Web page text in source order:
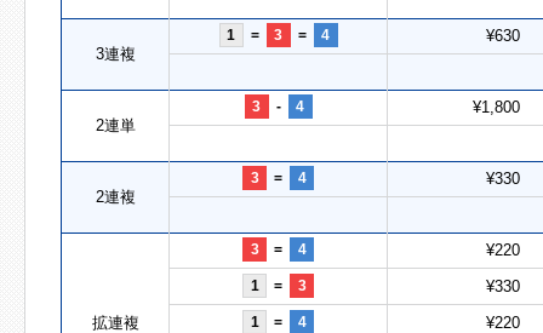
3連複
1 = 3 = 4 ¥630
2連単
3 - 4 ¥1,800
2連複
3 = 4 ¥330
拡連複
3 = 4 ¥220
1 = 3 ¥330
1 = 4 ¥220